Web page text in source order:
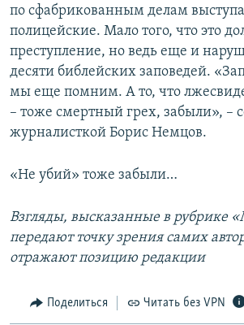
по сфабрикованным делам
полицейские. Мало того, что это
преступление, но ведь еще и
десяти библейских заповедей.
мы еще помним. А то, что
– тоже смертный грех, забыли», –
журналисткой Борис Немцов.
«Не убий» тоже забыли…
Взгляды, высказанные в рубрике
передают точку зрения самих
отражают позицию редакции
Поделиться Читать без VPN